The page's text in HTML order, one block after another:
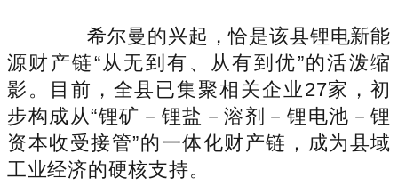
希尔曼的兴起，恰是该县锂电新能
源财产链“从无到有、从有到优”的活泼缩
影。目前，全县已集聚相关企业27家，初
步构成从“锂矿－锂盐－溶剂－锂电池－锂
资本收受接管”的一体化财产链，成为县域
工业经济的硬核支持。